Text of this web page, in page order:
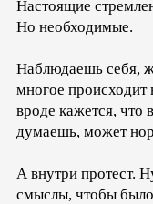
Настоящие
Но необходимые.
Наблюдаешь себя,
многое происходит
вроде кажется, что
думаешь, может
А внутри протест.
смыслы, чтобы